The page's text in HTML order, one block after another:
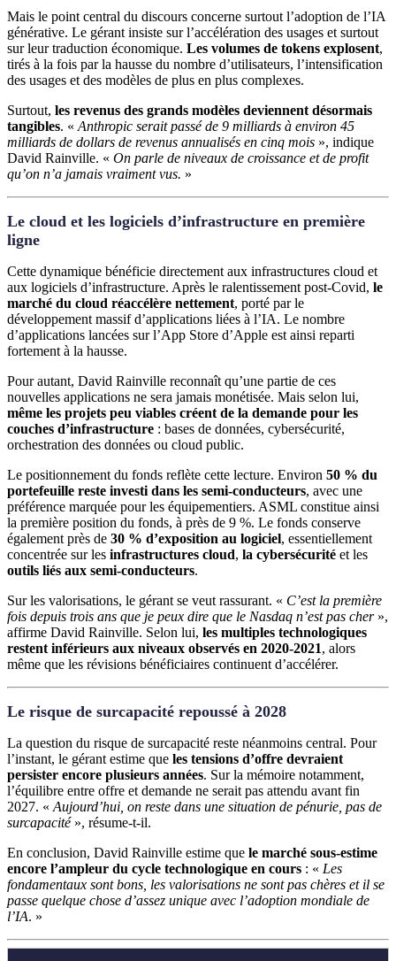
Mais le point central du discours concerne surtout l’adoption de l’IA
générative. Le gérant insiste sur l’accélération des usages et surtout
sur leur traduction économique. Les volumes de tokens explosent,
tirés à la fois par la hausse du nombre d’utilisateurs, l’intensification
des usages et des modèles de plus en plus complexes.
Surtout, les revenus des grands modèles deviennent désormais
tangibles. « Anthropic serait passé de 9 milliards à environ 45
milliards de dollars de revenus annualisés en cinq mois », indique
David Rainville. « On parle de niveaux de croissance et de profit
qu’on n’a jamais vraiment vus. »
Le cloud et les logiciels d’infrastructure en première
ligne
Cette dynamique bénéficie directement aux infrastructures cloud et
aux logiciels d’infrastructure. Après le ralentissement post-Covid, le
marché du cloud réaccélère nettement, porté par le
développement massif d’applications liées à l’IA. Le nombre
d’applications lancées sur l’App Store d’Apple est ainsi reparti
fortement à la hausse.
Pour autant, David Rainville reconnaît qu’une partie de ces
nouvelles applications ne sera jamais monétisée. Mais selon lui,
même les projets peu viables créent de la demande pour les
couches d’infrastructure : bases de données, cybersécurité,
orchestration des données ou cloud public.
Le positionnement du fonds reflète cette lecture. Environ 50 % du
portefeuille reste investi dans les semi-conducteurs, avec une
préférence marquée pour les équipementiers. ASML constitue ainsi
la première position du fonds, à près de 9 %. Le fonds conserve
également près de 30 % d’exposition au logiciel, essentiellement
concentrée sur les infrastructures cloud, la cybersécurité et les
outils liés aux semi-conducteurs.
Sur les valorisations, le gérant se veut rassurant. « C’est la première
fois depuis trois ans que je peux dire que le Nasdaq n’est pas cher »,
affirme David Rainville. Selon lui, les multiples technologiques
restent inférieurs aux niveaux observés en 2020-2021, alors
même que les révisions bénéficiaires continuent d’accélérer.
Le risque de surcapacité repoussé à 2028
La question du risque de surcapacité reste néanmoins central. Pour
l’instant, le gérant estime que les tensions d’offre devraient
persister encore plusieurs années. Sur la mémoire notamment,
l’équilibre entre offre et demande ne serait pas attendu avant fin
2027. « Aujourd’hui, on reste dans une situation de pénurie, pas de
surcapacité », résume-t-il.
En conclusion, David Rainville estime que le marché sous-estime
encore l’ampleur du cycle technologique en cours : « Les
fondamentaux sont bons, les valorisations ne sont pas chères et il se
passe quelque chose d’assez unique avec l’adoption mondiale de
l’IA. »